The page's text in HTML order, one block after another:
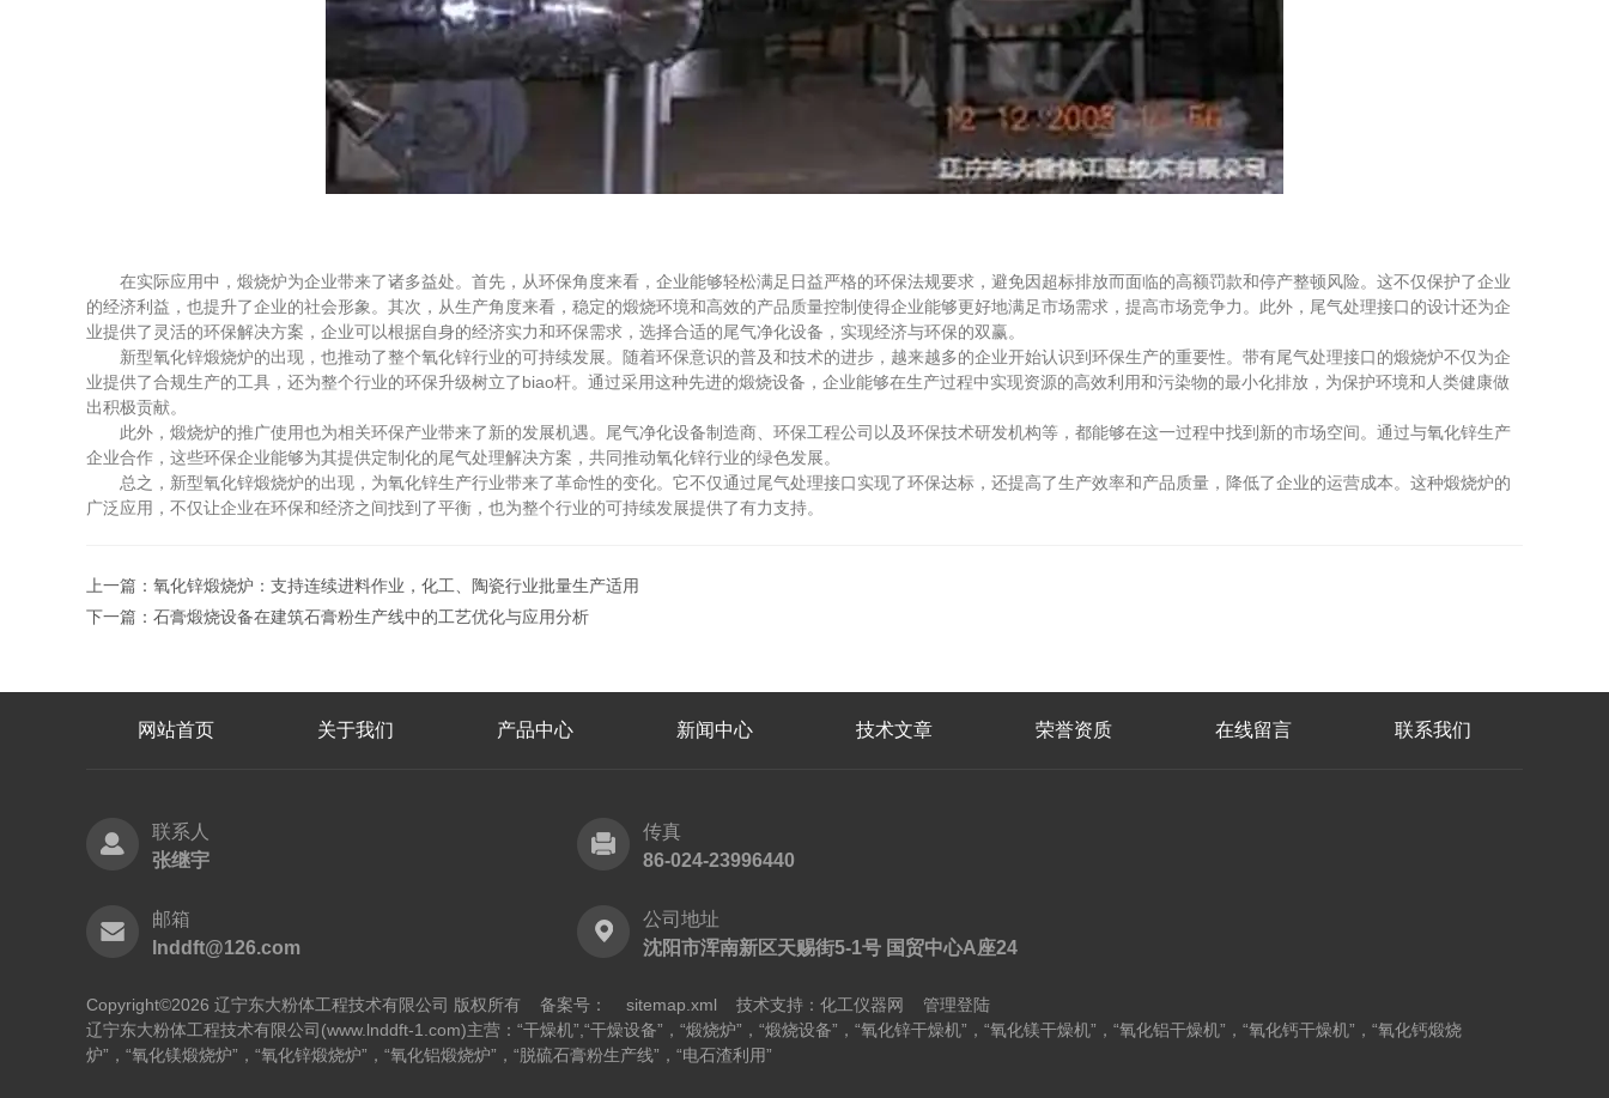
在实际应用中，煅烧炉为企业带来了诸多益处。首先，从环保角度来看，企业能够轻松满足日益严格的环保法规要求，避免因超标排放而面临的高额罚款和停产整顿风险。这不仅保护了企业
的经济利益，也提升了企业的社会形象。其次，从生产角度来看，稳定的煅烧环境和高效的产品质量控制使得企业能够更好地满足市场需求，提高市场竞争力。此外，尾气处理接口的设计还为企
业提供了灵活的环保解决方案，企业可以根据自身的经济实力和环保需求，选择合适的尾气净化设备，实现经济与环保的双赢。
新型氧化锌煅烧炉的出现，也推动了整个氧化锌行业的可持续发展。随着环保意识的普及和技术的进步，越来越多的企业开始认识到环保生产的重要性。带有尾气处理接口的煅烧炉不仅为企
业提供了合规生产的工具，还为整个行业的环保升级树立了biao杆。通过采用这种先进的煅烧设备，企业能够在生产过程中实现资源的高效利用和污染物的最小化排放，为保护环境和人类健康做
出积极贡献。
此外，煅烧炉的推广使用也为相关环保产业带来了新的发展机遇。尾气净化设备制造商、环保工程公司以及环保技术研发机构等，都能够在这一过程中找到新的市场空间。通过与氧化锌生产
企业合作，这些环保企业能够为其提供定制化的尾气处理解决方案，共同推动氧化锌行业的绿色发展。
总之，新型氧化锌煅烧炉的出现，为氧化锌生产行业带来了革命性的变化。它不仅通过尾气处理接口实现了环保达标，还提高了生产效率和产品质量，降低了企业的运营成本。这种煅烧炉的
广泛应用，不仅让企业在环保和经济之间找到了平衡，也为整个行业的可持续发展提供了有力支持。
上一篇： 氧化锌煅烧炉：支持连续进料作业，化工、陶瓷行业批量生产适用
下一篇： 石膏煅烧设备在建筑石膏粉生产线中的工艺优化与应用分析
网站首页 关于我们 产品中心 新闻中心 技术文章 荣誉资质 在线留言 联系我们
联系人
张继宇
传真
86-024-23996440
邮箱
lnddft@126.com
公司地址
沈阳市浑南新区天赐街5-1号 国贸中心A座24
Copyright©2026 辽宁东大粉体工程技术有限公司 版权所有 备案号： sitemap.xml 技术支持： 化工仪器网
管理登陆
辽宁东大粉体工程技术有限公司(www.lnddft-1.com)主营：“干燥机”,“干燥设备”，“煅烧炉”，“煅烧设备”，“氧化锌干燥机”，“氧化镁干燥机”，“氧化铝干燥机”，“氧化钙干燥机”，“氧化钙煅烧
炉”，“氧化镁煅烧炉”，“氧化锌煅烧炉”，“氧化铝煅烧炉”，“脱硫石膏粉生产线”，“电石渣利用”